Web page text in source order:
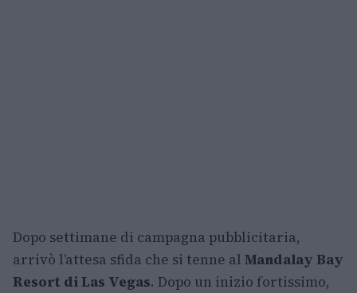
Dopo settimane di campagna pubblicitaria,
arrivò l’attesa sfida che si tenne al Mandalay Bay
Resort di Las Vegas. Dopo un inizio fortissimo,